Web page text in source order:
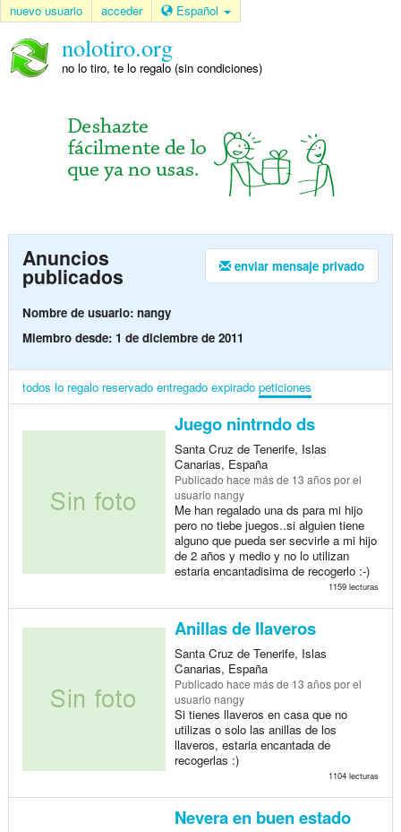
nuevo usuario acceder Español
nolotiro.org
no lo tiro, te lo regalo (sin condiciones)
enviar mensaje privado
Anuncios
publicados
Nombre de usuario: nangy
Miembro desde: 1 de diciembre de 2011
todos lo regalo reservado entregado expirado peticiones
Juego nintrndo ds
Santa Cruz de Tenerife, Islas
Canarias, España
Publicado hace más de 13 añospor el
usuario nangy
Me han regalado una ds para mi hijo
pero no tiebe juegos..si alguien tiene
alguno que pueda ser secvirle a mi hijo
de 2 años y medio y no lo utilizan
estaria encantadisima de recogerlo :-)
1159 lecturas
Anillas de llaveros
Santa Cruz de Tenerife, Islas
Canarias, España
Publicado hace más de 13 añospor el
usuario nangy
Si tienes llaveros en casa que no
utilizas o solo las anillas de los
llaveros, estaria encantada de
recogerlas :)
1104 lecturas
Nevera en buen estado